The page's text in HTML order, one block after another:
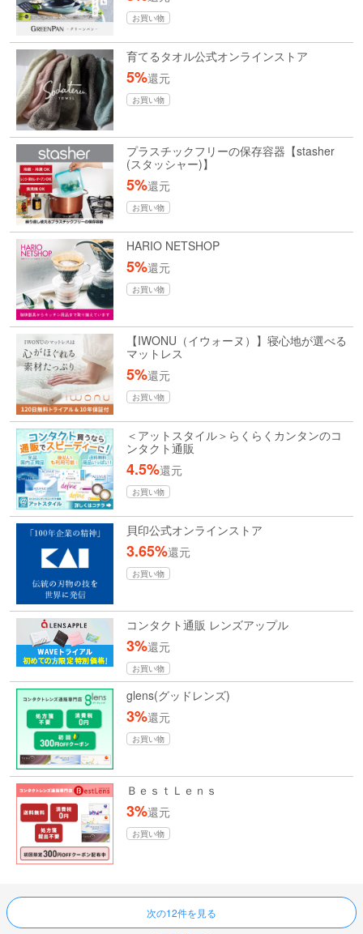
お買い物
育てるタオル公式オンラインストア
5%還元
お買い物
プラスチックフリーの保存容器【stasher
(スタッシャー)】
5%還元
お買い物
HARIO NETSHOP
5%還元
お買い物
【IWONU（イウォーヌ）】寝心地が選べる
マットレス
5%還元
お買い物
＜アットスタイル＞らくらくカンタンのコ
ンタクト通販
4.5%還元
お買い物
貝印公式オンラインストア
3.65%還元
お買い物
コンタクト通販 レンズアップル
3%還元
お買い物
glens(グッドレンズ)
3%還元
お買い物
ＢｅｓｔＬｅｎｓ
3%還元
お買い物
ページ送り
次の12件を見る